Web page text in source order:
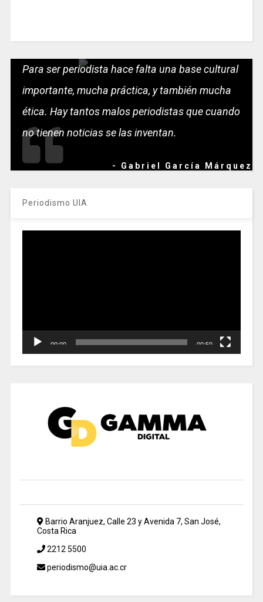
Para ser periodista hace falta una base cultural
importante, mucha práctica, y también mucha
ética. Hay tantos malos periodistas que cuando
no tienen noticias se las inventan.
- Gabriel García Márquez
Periodismo UIA
00:00 00:59
Barrio Aranjuez, Calle 23 y Avenida 7, San José,
Costa Rica
2212 5500
periodismo@uia.ac.cr